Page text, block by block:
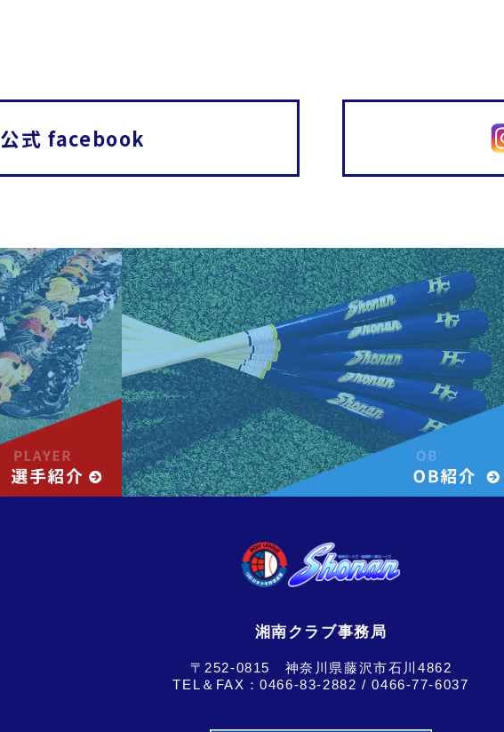
公式 facebook
湘南クラブ事務局
〒252-0815 神奈川県藤沢市石川4862
TEL＆FAX：0466-83-2882 / 0466-77-6037